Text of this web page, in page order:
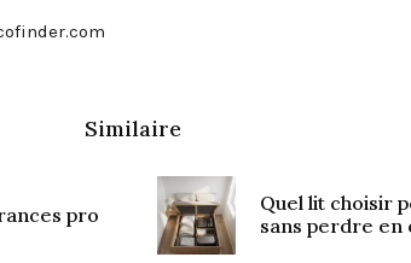
Similaire
pro
Quel lit choisir
sans perdre en